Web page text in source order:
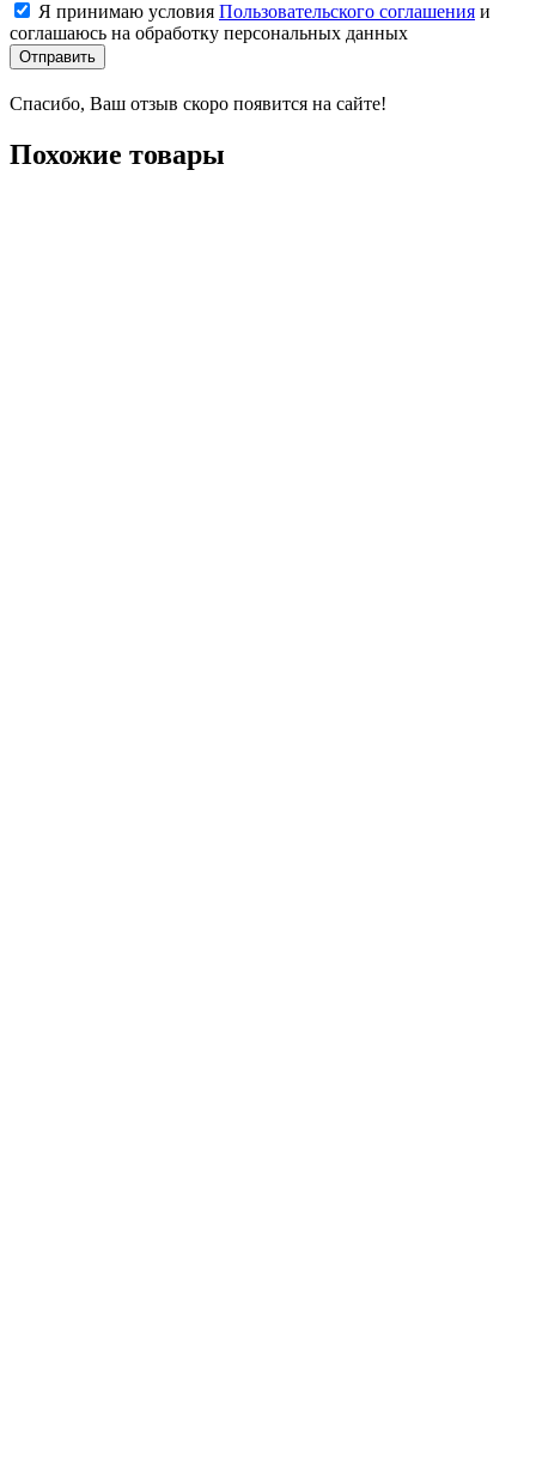
Я принимаю условия Пользовательского соглашения и
соглашаюсь на обработку персональных данных
Отправить
Спасибо, Ваш отзыв скоро появится на сайте!
Похожие товары